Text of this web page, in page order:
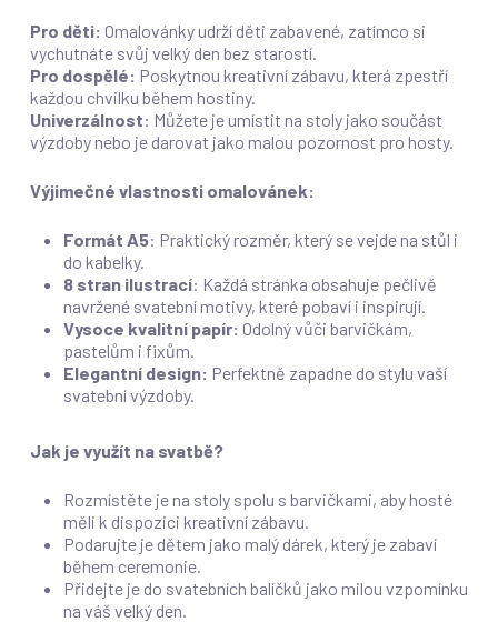
Pro děti: Omalovánky udrží děti zabavené, zatímco si
vychutnáte svůj velký den bez starostí.
Pro dospělé: Poskytnou kreativní zábavu, která zpestří
každou chvilku během hostiny.
Univerzálnost: Můžete je umístit na stoly jako součást
výzdoby nebo je darovat jako malou pozornost pro hosty.
Výjimečné vlastnosti omalovánek:
Formát A5: Praktický rozměr, který se vejde na stůl i
do kabelky.
8 stran ilustrací: Každá stránka obsahuje pečlivě
navržené svatební motivy, které pobaví i inspirují.
Vysoce kvalitní papír: Odolný vůči barvičkám,
pastelům i fixům.
Elegantní design: Perfektně zapadne do stylu vaší
svatební výzdoby.
Jak je využít na svatbě?
Rozmístěte je na stoly spolu s barvičkami, aby hosté
měli k dispozici kreativní zábavu.
Podarujte je dětem jako malý dárek, který je zabaví
během ceremonie.
Přidejte je do svatebních balíčků jako milou vzpomínku
na váš velký den.